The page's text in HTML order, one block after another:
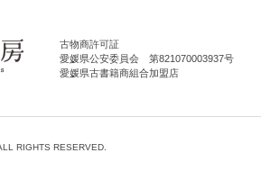
古物商許可証
愛媛県公安委員会 第821070003937号
愛媛県古書籍商組合加盟店
RIGHTS RESERVED.